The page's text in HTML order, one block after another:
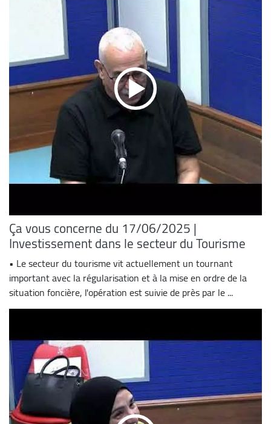
Ça vous concerne du 17/06/2025 |
Investissement dans le secteur du Tourisme
• Le secteur du tourisme vit actuellement un tournant
important avec la régularisation et à la mise en ordre de la
situation foncière, l'opération est suivie de près par le ...